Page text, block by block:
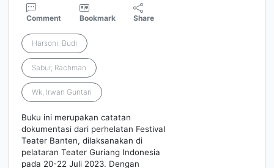
Comment Bookmark Share
Harsoni. Budi
Sabur, Rachman
Wk, Irwan Guntari
Buku ini merupakan catatan
dokumentasi dari perhelatan Festival
Teater Banten, dilaksanakan di
pelataran Teater Guriang Indonesia
pada 20-22 Juli 2023. Dengan